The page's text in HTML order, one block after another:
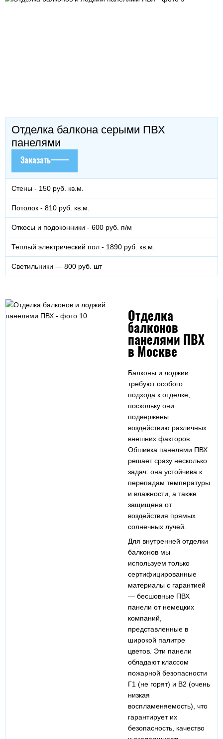
Отделка балкона серыми ПВХ
панелями
Заказать
Стены - 150 руб. кв.м.
Потолок - 810 руб. кв.м.
Откосы и подоконники - 600 руб. п/м
Теплый электрический пол - 1890 руб. кв.м.
Светильники — 800 руб. шт
Отделка
балконов
панелями ПВХ
в Москве
Балконы и лоджии
требуют особого
подхода к отделке,
поскольку они
подвержены
воздействию различных
внешних факторов.
Обшивка панелями ПВХ
решает сразу несколько
задач: она устойчива к
перепадам температуры
и влажности, а также
защищена от
воздействия прямых
солнечных лучей.
Для внутренней отделки
балконов мы
используем только
сертифицированные
материалы с гарантией
— бесшовные ПВХ
панели от немецких
компаний,
представленные в
широкой палитре
цветов. Эти панели
обладают классом
пожарной безопасности
Г1 (не горят) и В2 (очень
низкая
воспламеняемость), что
гарантирует их
безопасность, качество